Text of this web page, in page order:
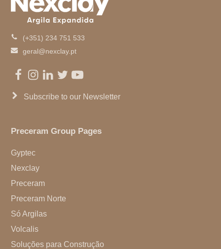
(+351) 234 751 533
geral@nexclay.pt
Facebook
Instagram
LinkedIn
TwitterYoutube
Subscribe to our Newsletter
Preceram Group Pages
Gyptec
Nexclay
Preceram
Preceram Norte
Só Argilas
Volcalis
Soluções para Construção